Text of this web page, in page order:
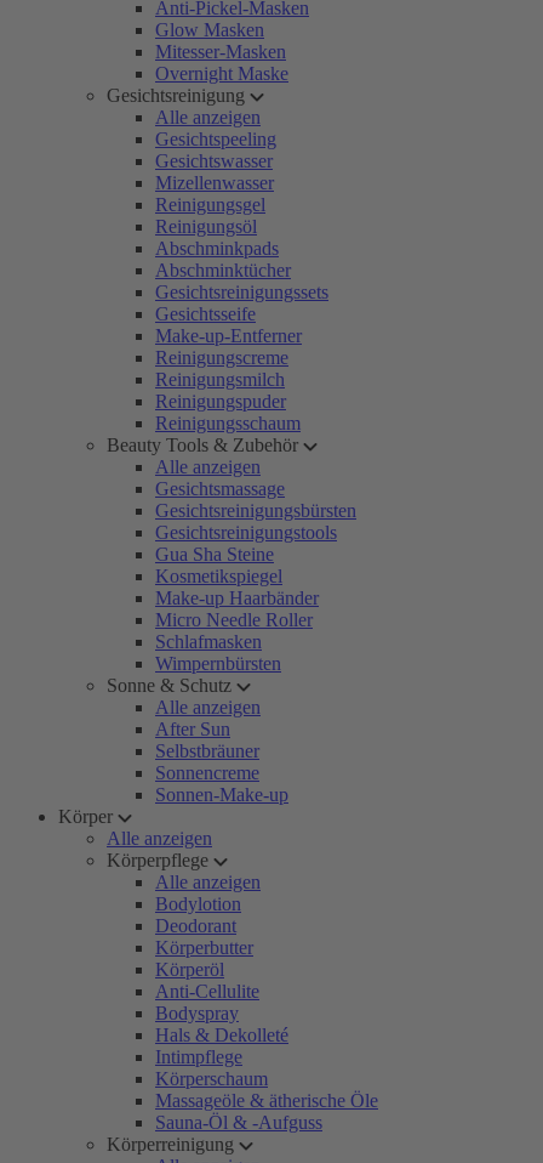
Anti-Pickel-Masken
Glow Masken
Mitesser-Masken
Overnight Maske
Gesichtsreinigung
Alle anzeigen
Gesichtspeeling
Gesichtswasser
Mizellenwasser
Reinigungsgel
Reinigungsöl
Abschminkpads
Abschminktücher
Gesichtsreinigungssets
Gesichtsseife
Make-up-Entferner
Reinigungscreme
Reinigungsmilch
Reinigungspuder
Reinigungsschaum
Beauty Tools & Zubehör
Alle anzeigen
Gesichtsmassage
Gesichtsreinigungsbürsten
Gesichtsreinigungstools
Gua Sha Steine
Kosmetikspiegel
Make-up Haarbänder
Micro Needle Roller
Schlafmasken
Wimpernbürsten
Sonne & Schutz
Alle anzeigen
After Sun
Selbstbräuner
Sonnencreme
Sonnen-Make-up
Körper
Alle anzeigen
Körperpflege
Alle anzeigen
Bodylotion
Deodorant
Körperbutter
Körperöl
Anti-Cellulite
Bodyspray
Hals & Dekolleté
Intimpflege
Körperschaum
Massageöle & ätherische Öle
Sauna-Öl & -Aufguss
Körperreinigung